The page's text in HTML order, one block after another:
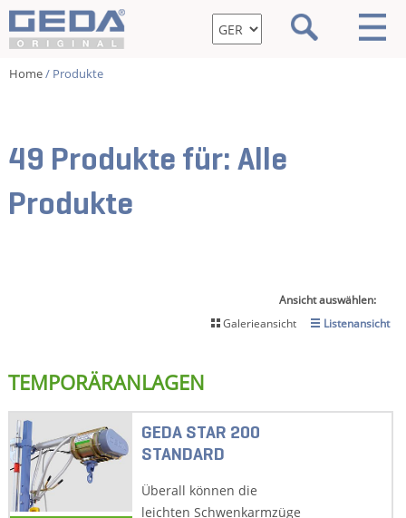
Home/ Produkte
49 Produkte für: Alle
Produkte
Ansicht auswählen:
Galerieansicht
Listenansicht
TEMPORÄRANLAGEN
GEDA STAR 200
STANDARD
Überall können die
leichten Schwenkarmzüge